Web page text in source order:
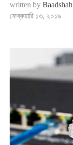
written by Baadshah
ফেব্রুয়ারি ১৩, ২০১৯